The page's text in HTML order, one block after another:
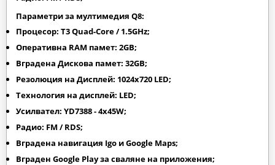
Параметри за мултимедия Q8:
Процесор: T3 Quad-Core / 1.5GHz;
Оперативна RAM памет: 2GB;
Вградена Дискова памет: 32GB;
Резолюция на Дисплей: 1024х720 LED;
Технология на дисплей: LED;
Усилвател: YD7388 - 4x45W;
Радио: FM / RDS;
Вградена навигация Igo и Google Maps;
Вграден Google Playза сваляне на приложения;